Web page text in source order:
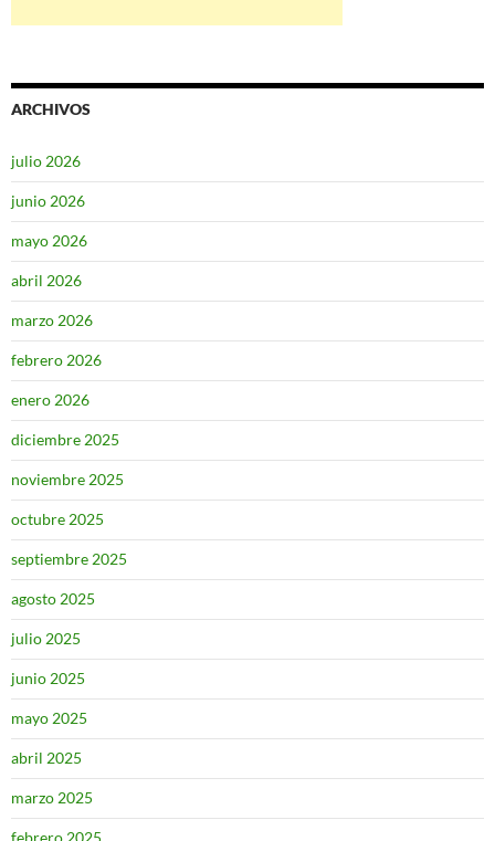
ARCHIVOS
julio 2026
junio 2026
mayo 2026
abril 2026
marzo 2026
febrero 2026
enero 2026
diciembre 2025
noviembre 2025
octubre 2025
septiembre 2025
agosto 2025
julio 2025
junio 2025
mayo 2025
abril 2025
marzo 2025
febrero 2025